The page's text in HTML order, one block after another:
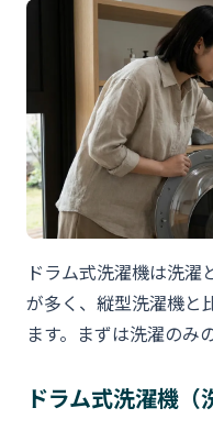
ドラム式洗濯機は洗濯
が多く、縦型洗濯機と
ます。まずは洗濯のみ
ドラム式洗濯機（